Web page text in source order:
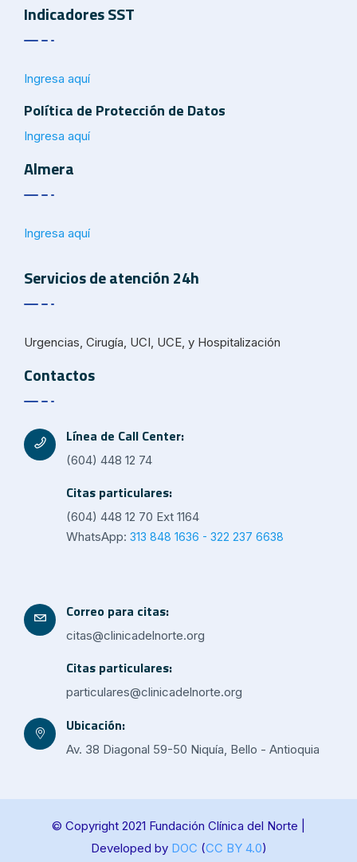
Indicadores SST
Ingresa aquí
Política de Protección de Datos
Ingresa aquí
Almera
Ingresa aquí
Servicios de atención 24h
Urgencias, Cirugía, UCI, UCE, y Hospitalización
Contactos
Línea de Call Center:
(604) 448 12 74
Citas particulares:
(604) 448 12 70 Ext 1164
WhatsApp: 313 848 1636 - 322 237 6638
Correo para citas:
citas@clinicadelnorte.org
Citas particulares:
particulares@clinicadelnorte.org
Ubicación:
Av. 38 Diagonal 59-50 Niquía, Bello - Antioquia
© Copyright 2021 Fundación Clínica del Norte |
Developed by DOC (CC BY 4.0)